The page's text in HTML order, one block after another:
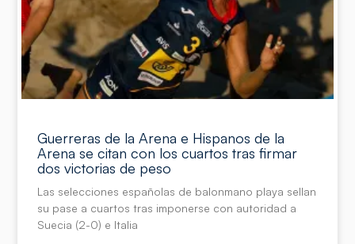
Guerreras de la Arena e Hispanos de la
Arena se citan con los cuartos tras firmar
dos victorias de peso
Las selecciones españolas de balonmano playa sellan
su pase a cuartos tras imponerse con autoridad a
Suecia (2-0) e Italia